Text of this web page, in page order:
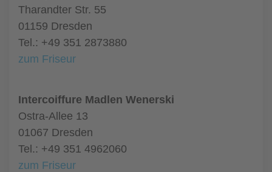
Tharandter Str. 55
01159 Dresden
Tel.: +49 351 2873880
zum Friseur
Intercoiffure Madlen Wenerski
Ostra-Allee 13
01067 Dresden
Tel.: +49 351 4962060
zum Friseur